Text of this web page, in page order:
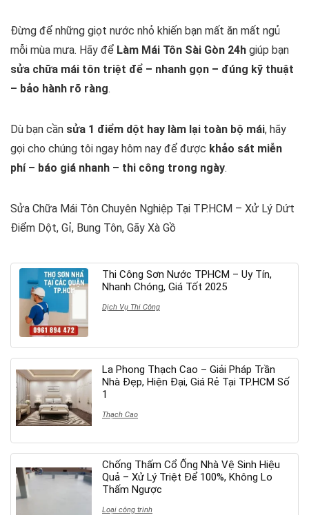
Đừng để những giọt nước nhỏ khiến bạn mất ăn mất ngủ
mỗi mùa mưa. Hãy để Làm Mái Tôn Sài Gòn 24h giúp bạn
sửa chữa mái tôn triệt để – nhanh gọn – đúng kỹ thuật
– bảo hành rõ ràng.
Dù bạn cần sửa 1 điểm dột hay làm lại toàn bộ mái, hãy
gọi cho chúng tôi ngay hôm nay để được khảo sát miễn
phí – báo giá nhanh – thi công trong ngày.
Sửa Chữa Mái Tôn Chuyên Nghiệp Tại TP.HCM – Xử Lý Dứt
Điểm Dột, Gỉ, Bung Tôn, Gãy Xà Gồ
Thi Công Sơn Nước TPHCM – Uy Tín,
Nhanh Chóng, Giá Tốt 2025
Dịch Vụ Thi Công
La Phong Thạch Cao – Giải Pháp Trần
Nhà Đẹp, Hiện Đại, Giá Rẻ Tại TP.HCM Số
1
Thạch Cao
Chống Thấm Cổ Ống Nhà Vệ Sinh Hiệu
Quả – Xử Lý Triệt Để 100%, Không Lo
Thấm Ngược
Loại công trình